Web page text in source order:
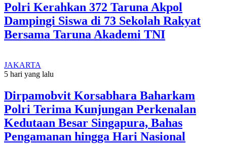
Polri Kerahkan 372 Taruna Akpol
Dampingi Siswa di 73 Sekolah Rakyat
Bersama Taruna Akademi TNI
JAKARTA
5 hari yang lalu
Dirpamobvit Korsabhara Baharkam
Polri Terima Kunjungan Perkenalan
Kedutaan Besar Singapura, Bahas
Pengamanan hingga Hari Nasional